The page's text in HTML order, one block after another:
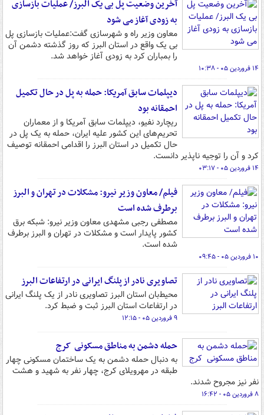
آخرین وضعیت پل بی یک البرز/ عملیات بازسازی
به زودی آغاز می شود
معاون وزیر راه و شهرسازی گفت:عملیات بازسازی پل
بی یک واقع در استان البرز که روز گذشته دشمن آن
را بمباران کرد به زودی آغاز خواهد شد.
۱۴ فروردین ۰۵ - ۱۰:۳۸
دیپلمات سابق آمریکا: حمله به پل در حال تکمیل
احمقانه بود
ریچارد نفیو، دیپلمات سابق آمریکا و از معماران
تحریم‌های این کشور علیه ایران، حمله به یک پل در
حال تکمیل در استان البرز را اقدامی احمقانه توصیف
کرد و آن را توجیه ناپذیر دانست.
۱۴ فروردین ۰۵ - ۰۳:۱۷
فیلم/ معاون وزیر نیرو: مشکلات در تهران و البرز
برطرف شده است
مصطفی رجبی مشهدی معاون وزیر نیرو: شبکه برق
کشور پایدار است و مشکلات در تهران و البرز برطرف
شده است.
۱۰ فروردین ۰۵ - ۰۹:۴۵
تصاویری نادر از پلنگ ایرانی در ارتفاعات البرز
محیط‌بان استان البرز تصاویری نادر از یک پلنگ ایرانی
در ارتفاعات استان البرز ثبت و ضبط کرد.
۹ فروردین ۰۵ - ۱۲:۱۵
حمله دشمن به مناطق مسکونی کرج
به دنبال حمله دشمن به یک ساختمان مسکونی چهار
طبقه در مهرویلای کرج، چهار نفر به شهید و هشت
نفر نیز مجروح شدند.
۸ فروردین ۰۵ - ۱۶:۴۲